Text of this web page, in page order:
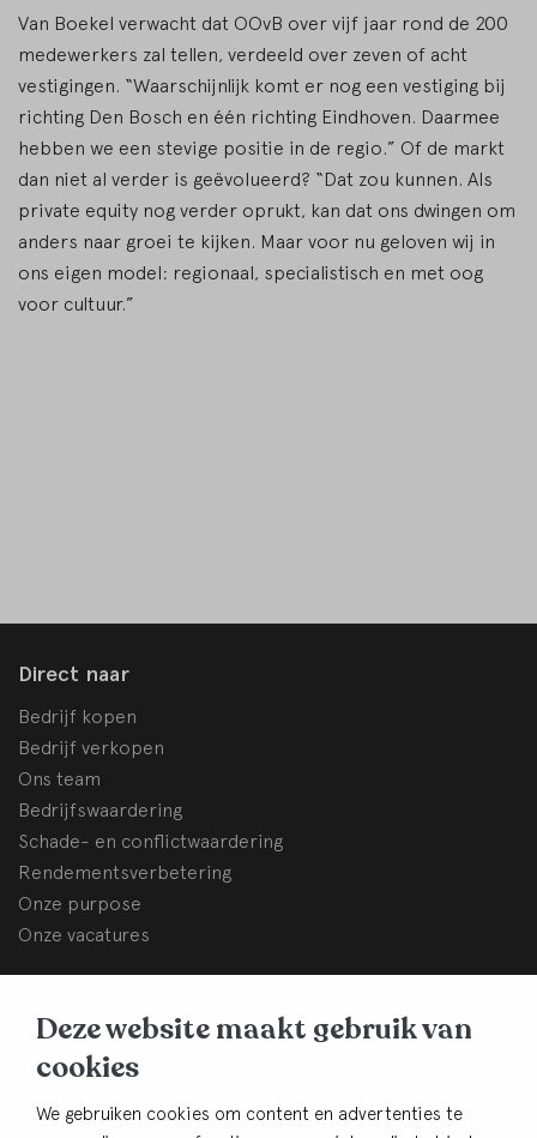
Deze website maakt gebruik van
cookies
We gebruiken cookies om content en advertenties te
Van Boekel verwacht dat OOvB over vijf jaar rond de 200
medewerkers zal tellen, verdeeld over zeven of acht
vestigingen. “Waarschijnlijk komt er nog een vestiging bij
richting Den Bosch en één richting Eindhoven. Daarmee
hebben we een stevige positie in de regio.” Of de markt
dan niet al verder is geëvolueerd? “Dat zou kunnen. Als
private equity nog verder oprukt, kan dat ons dwingen om
anders naar groei te kijken. Maar voor nu geloven wij in
ons eigen model: regionaal, specialistisch en met oog
voor cultuur.”
Direct naar
Bedrijf kopen
Bedrijf verkopen
Ons team
Bedrijfswaardering
Schade- en conflictwaardering
Rendementsverbetering
Onze purpose
Onze vacatures
Korte Brinkweg 37c
3761 EC Soest
Contact